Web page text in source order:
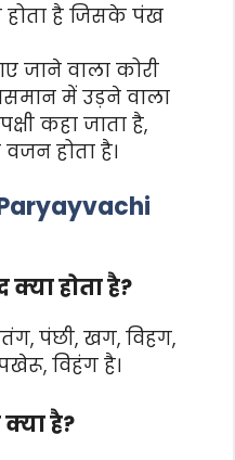
होता है जिसके पंख
जाने वाला कोरी
में उड़ने वाला
कहा जाता है,
होता है।
क्या होता है?
पंछी, खग, विहग,
विहंग है।
क्या है?